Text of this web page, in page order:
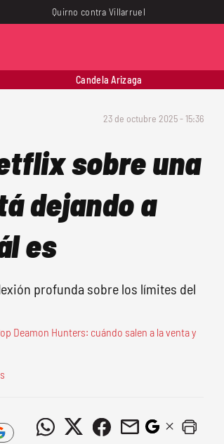
Quirno contra Villarruel
Candela Arizaga
23 de octubre 2025 - 15:36
sobre una
dejando a
es
profunda sobre los límites del
Deamon Hunters: cuándo salen a la venta y